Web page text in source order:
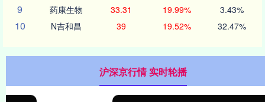
9 药康生物 33.31 19.99% 3.43%
10 N吉和昌 39 19.52% 32.47%
沪深京行情 实时轮播